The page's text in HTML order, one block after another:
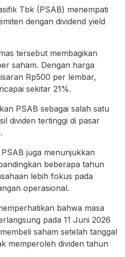
Tbk (PSAB) menempati
dengan dividend yield
tersebut membagikan
saham. Dengan harga
Rp500 per lembar,
sekitar 21%.
PSAB sebagai salah satu
dividen tertinggi di pasar
juga menunjukkan
beberapa tahun
lebih fokus pada
operasional.
bahwa masa
pada 11 Juni 2026
saham setelah tanggal
memperoleh dividen tahun